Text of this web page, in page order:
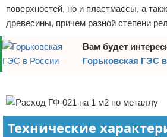
поверхностей, но и пластмассы, а
древесины, причем разной степени
Вам будет
Горьковская ГЭС
Технические